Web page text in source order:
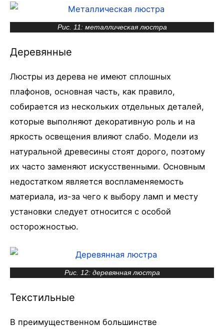
Рис. 11: металлическая люстра
Деревянные
Люстры из дерева не имеют сплошных
плафонов, основная часть, как правило,
собирается из нескольких отдельных деталей,
которые выполняют декоративную роль и на
яркость освещения влияют слабо. Модели из
натуральной древесины стоят дорого, поэтому
их часто заменяют искусственными. Основным
недостатком является воспламеняемость
материала, из-за чего к выбору ламп и месту
установки следует относится с особой
осторожностью.
Рис. 12: деревянная люстра
Текстильные
В преимущественном большинстве